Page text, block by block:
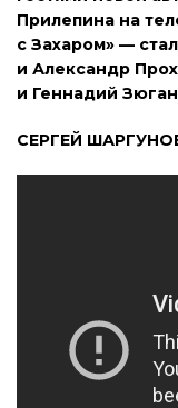
Прилепина на
с Захаром» —
и Александр
и Геннадий
СЕРГЕЙ